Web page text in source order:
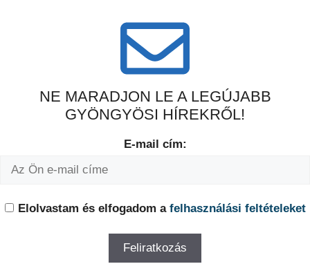
NE MARADJON LE A LEGÚJABB
GYÖNGYÖSI HÍREKRŐL!
E-mail cím:
Elolvastam és elfogadom a felhasználási feltételeket